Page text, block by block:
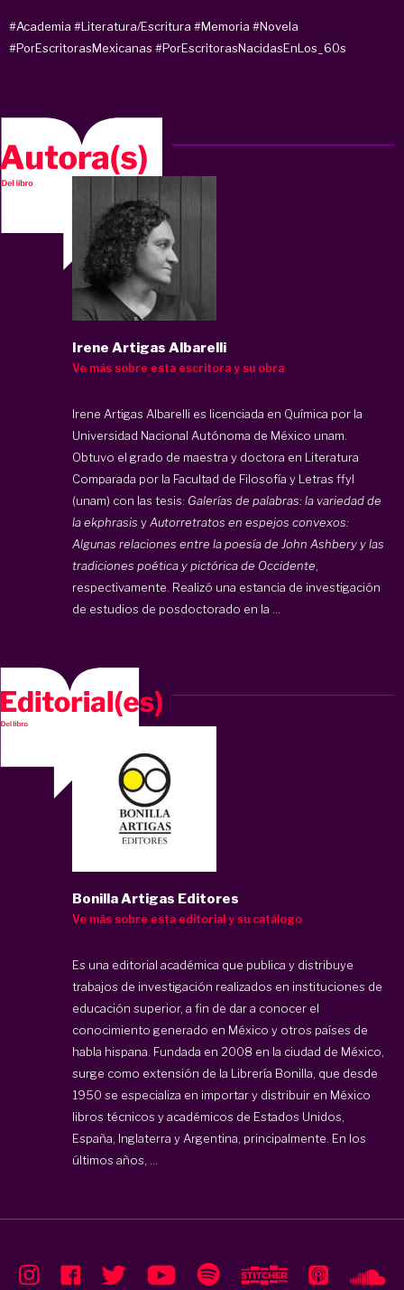
#Academia #Literatura/Escritura #Memoria #Novela
#PorEscritorasMexicanas #PorEscritorasNacidasEnLos_60s
Irene Artigas Albarelli
Ve más sobre esta escritora y su obra
Irene Artigas Albarelli es licenciada en Química por la
Universidad Nacional Autónoma de México unam.
Obtuvo el grado de maestra y doctora en Literatura
Comparada por la Facultad de Filosofía y Letras ffyl
(unam) con las tesis: Galerías de palabras: la variedad de
la ekphrasis yAutorretratos en espejos convexos:
Algunas relaciones entre la poesía de John Ashbery y las
tradiciones poética y pictórica de Occidente
respectivamente. Realizó una estancia de investigación
de estudios de posdoctorado en la ...
Bonilla Artigas Editores
Ve más sobre esta editorial y su catálogo
Es una editorial académica que publica y distribuye
trabajos de investigación realizados en instituciones de
educación superior, a fin de dar a conocer el
conocimiento generado en México y otros países de
habla hispana. Fundada en 2008 en la ciudad de México,
surge como extensión de la Librería Bonilla, que desde
1950 se especializa en importar y distribuir en México
libros técnicos y académicos de Estados Unidos,
España, Inglaterra y Argentina, principalmente. En los
últimos años, ...